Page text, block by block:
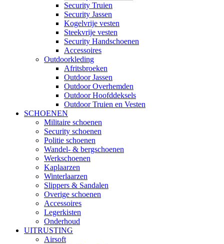
Security Truien
Security Jassen
Kogelvrije vesten
Steekvrije vesten
Security Handschoenen
Accessoires
Outdoorkleding
Afritsbroeken
Outdoor Jassen
Outdoor Overhemden
Outdoor Hoofddeksels
Outdoor Truien en Vesten
SCHOENEN
Militaire schoenen
Security schoenen
Politie schoenen
Wandel- & bergschoenen
Werkschoenen
Kaplaarzen
Winterlaarzen
Slippers & Sandalen
Overige schoenen
Accessoires
Legerkisten
Onderhoud
UITRUSTING
Airsoft